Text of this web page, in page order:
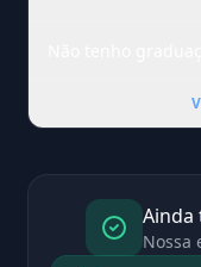
Ainda
Nossa